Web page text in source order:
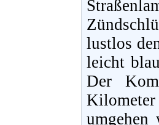
lustlos
leicht
Der